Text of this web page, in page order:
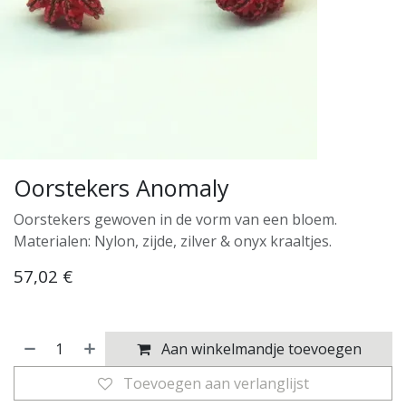
Oorstekers Anomaly
Oorstekers gewoven in de vorm van een bloem.
Materialen: Nylon, zijde, zilver & onyx kraaltjes.
57,02 €
Aan winkelmandje toevoegen
Toevoegen aan verlanglijst